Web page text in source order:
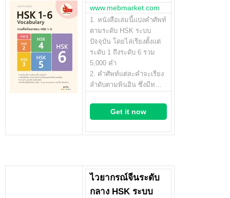
www.mebmarket.com
1. หนังสือเล่มนี้แบ่งคำศัพท์
ตามระดับ HSK ระบบ
ปัจจุบัน โดยไล่เรียงตั้งแต่
ระดับ 1 ถึงระดับ 6 รวม
5,000 คำ
2. คำศัพท์แต่ละคำจะเรียง
ลำดับตามพินอิน ซึ่งมีท…
Get it now
ไวยากรณ์จีนระดับ
กลาง HSK ระบบ